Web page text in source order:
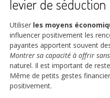
levier de séduction
Utiliser les moyens
influencer positivement les
payantes apportent souvent
Montrer sa capacité à offrir
naturel. Il est important de
Même de petits gestes
positivement.